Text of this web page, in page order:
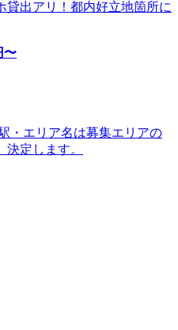
貸出アリ！都内好立地箇所に
〜
・エリア名は募集エリアの
定します。